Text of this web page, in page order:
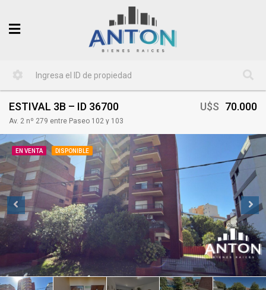
ESTIVAL 3B – ID 36700
Av. 2 nº 279 entre Paseo 102 y 103
U$S 70.000
EN VENTA DISPONIBLE